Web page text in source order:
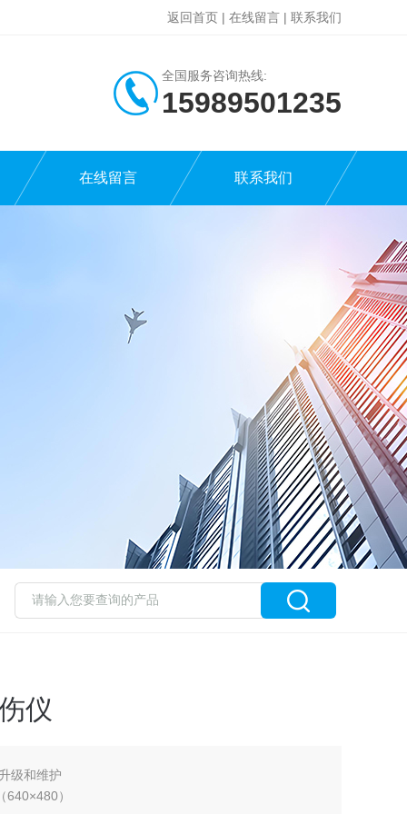
返回首页 | 在线留言 | 联系我们
全国服务咨询热线:
15989501235
在线留言 联系我们
仪
级和维护
）